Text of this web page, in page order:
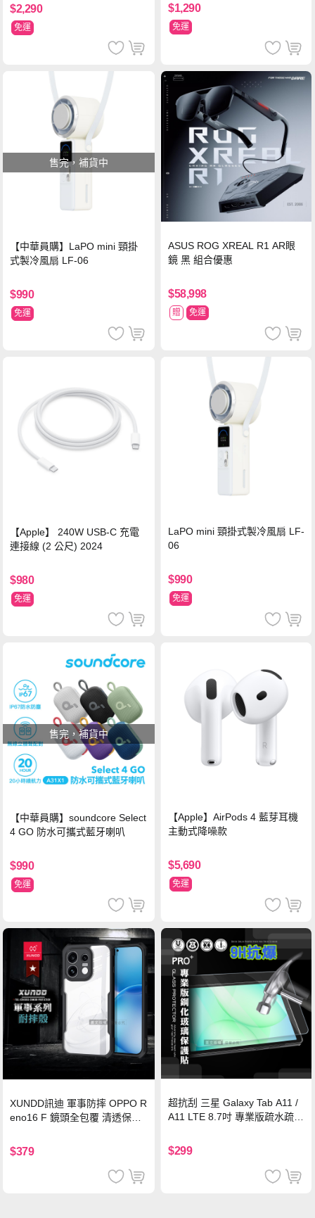
$2,290
免運
$1,290
免運
售完，補貨中
【中華員購】LaPO mini 頸掛
式製冷風扇 LF-06
$990
免運
ASUS ROG XREAL R1 AR眼
鏡 黑 組合優惠
$58,998
贈 免運
【Apple】 240W USB-C 充電
連接線 (2 公尺) 2024
$980
免運
LaPO mini 頸掛式製冷風扇 LF-
06
$990
免運
售完，補貨中
【中華員購】soundcore Select
4 GO 防水可攜式藍牙喇叭
$990
免運
【Apple】AirPods 4 藍芽耳機
主動式降噪款
$5,690
免運
XUNDD訊迪 軍事防摔 OPPO R
eno16 F 鏡頭全包覆 清透保護
$379
超抗刮 三星 Galaxy Tab A11 /
A11 LTE 8.7吋 專業版疏水疏油
$299